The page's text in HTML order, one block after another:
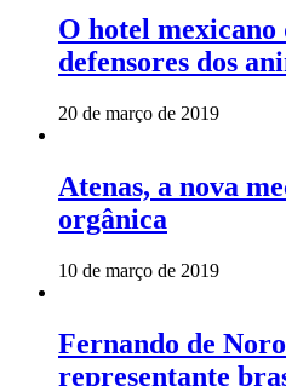
O hotel mexicano
defensores dos
20 de março de 2019
Atenas, a nova
orgânica
10 de março de 2019
Fernando de
representante